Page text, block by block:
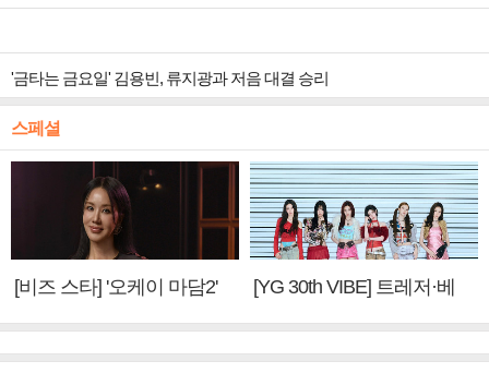
'금타는 금요일' 김용빈, 류지광과 저음 대결 승리
스페셜
[비즈 스타] '오케이 마담2'
[YG 30th VIBE] 트레저·베